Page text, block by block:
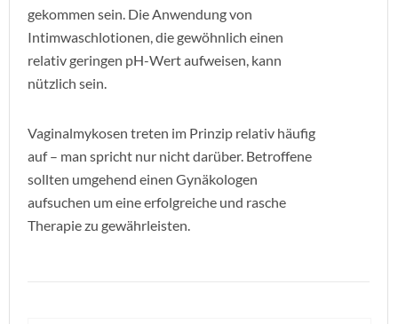
gekommen sein. Die Anwendung von
Intimwaschlotionen, die gewöhnlich einen
relativ geringen pH-Wert aufweisen, kann
nützlich sein.
Vaginalmykosen treten im Prinzip relativ häufig
auf – man spricht nur nicht darüber. Betroffene
sollten umgehend einen Gynäkologen
aufsuchen um eine erfolgreiche und rasche
Therapie zu gewährleisten.